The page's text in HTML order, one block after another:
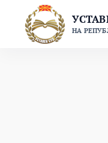
content
НА